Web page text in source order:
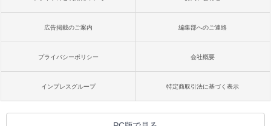
広告掲載のご案内 編集部へのご連絡
プライバシーポリシー 会社概要
インプレスグループ 特定商取引法に基づく表示